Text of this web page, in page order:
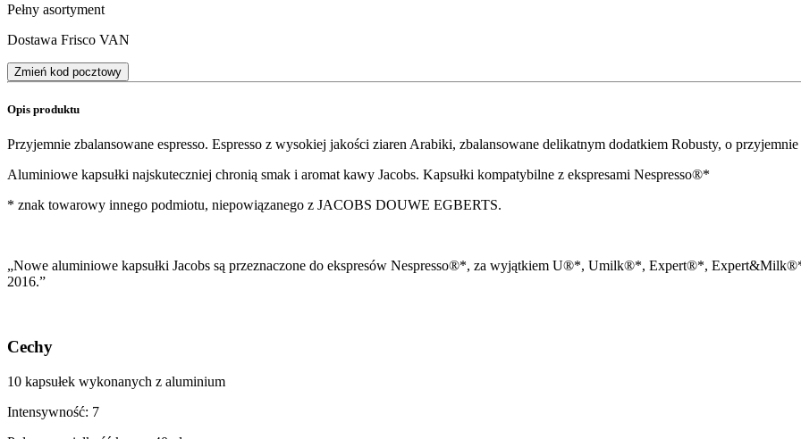
Pełny asortyment
Dostawa Frisco VAN
Zmień kod pocztowy
Opis produktu
Przyjemnie zbalansowane espresso. Espresso z wysokiej jakości ziaren Arabiki, zbalansowane delikatnym dodatkiem Robusty, o przyjemnie
Aluminiowe kapsułki najskuteczniej chronią smak i aromat kawy Jacobs. Kapsułki kompatybilne z ekspresami Nespresso®*
* znak towarowy innego podmiotu, niepowiązanego z JACOBS DOUWE EGBERTS.
„Nowe aluminiowe kapsułki Jacobs są przeznaczone do ekspresów Nespresso®*, za wyjątkiem U®*, Umilk®*, Expert®*,
2016.”
Cechy
10 kapsułek wykonanych z aluminium
Intensywność: 7